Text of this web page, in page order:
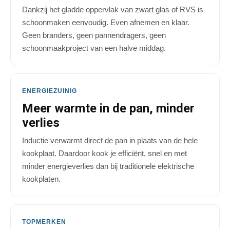
Dankzij het gladde oppervlak van zwart glas of RVS is
schoonmaken eenvoudig. Even afnemen en klaar.
Geen branders, geen pannendragers, geen
schoonmaakproject van een halve middag.
ENERGIEZUINIG
Meer warmte in de pan, minder
verlies
Inductie verwarmt direct de pan in plaats van de hele
kookplaat. Daardoor kook je efficiënt, snel en met
minder energieverlies dan bij traditionele elektrische
kookplaten.
TOPMERKEN